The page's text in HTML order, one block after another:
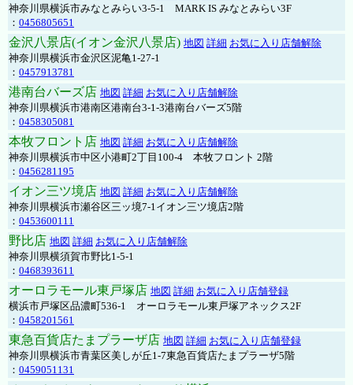
神奈川県横浜市みなとみらい3-5-1 MARK IS みなとみらい3F
： 0456805651
金沢八景店(イオン金沢八景店) 地図 詳細 お気に入り店舗解除
神奈川県横浜市金沢区泥亀1-27-1
： 0457913781
港南台バーズ店 地図 詳細 お気に入り店舗解除
神奈川県横浜市港南区港南台3-1-3港南台バーズ5階
： 0458305081
本牧フロント店 地図 詳細 お気に入り店舗解除
神奈川県横浜市中区小港町2丁目100-4 本牧フロント 2階
： 0456281195
イオン三ツ境店 地図 詳細 お気に入り店舗解除
神奈川県横浜市瀬谷区三ッ境7-1イオン三ツ境店2階
： 0453600111
野比店 地図 詳細 お気に入り店舗解除
神奈川県横須賀市野比1-5-1
： 0468393611
オーロラモール東戸塚店 地図 詳細 お気に入り店舗登録
横浜市戸塚区品濃町536-1 オーロラモール東戸塚アネックス2F
： 0458201561
東急百貨店たまプラーザ店 地図 詳細 お気に入り店舗登録
神奈川県横浜市青葉区美しが丘1-7東急百貨店たまプラーザ5階
： 0459051131